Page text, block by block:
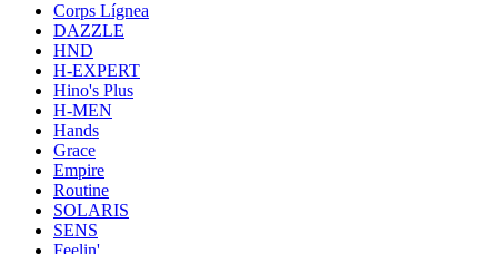
Corps Lígnea
DAZZLE
HND
H-EXPERT
Hino's Plus
H-MEN
Hands
Grace
Empire
Routine
SOLARIS
SENS
Feelin'